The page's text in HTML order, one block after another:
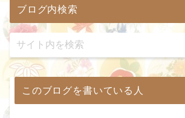
ブログ内検索
このブログを書いている人